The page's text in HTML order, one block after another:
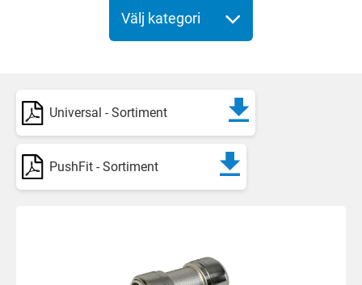
Välj kategori
Universal - Sortiment
PushFit - Sortiment